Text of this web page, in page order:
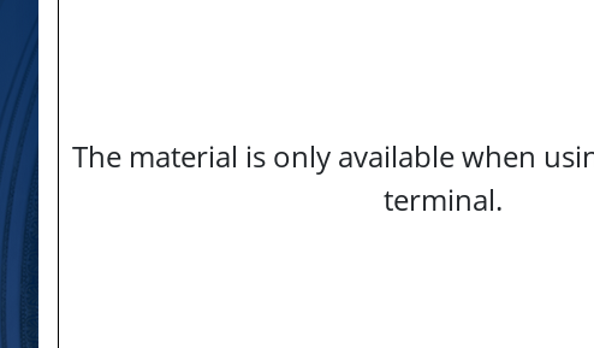
The material is only available when
terminal.